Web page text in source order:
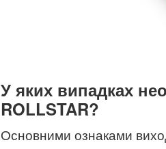
У яких випадках
ROLLSTAR?
Основними ознаками